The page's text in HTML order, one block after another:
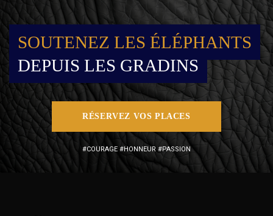
SOUTENEZ LES ÉLÉPHANTS
DEPUIS LES GRADINS
RÉSERVEZ VOS PLACES
#COURAGE #HONNEUR #PASSION